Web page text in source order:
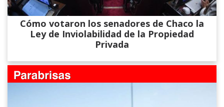
Cómo votaron los senadores de Chaco la
Ley de Inviolabilidad de la Propiedad
Privada